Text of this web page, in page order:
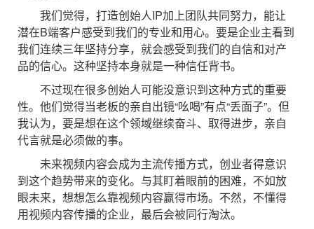
我们觉得，打造创始人IP加上团队共同努力，能让
潜在B端客户感受到我们的专业和用心。要是企业主看到
我们连续三年坚持分享，就会感受到我们的自信和对产
品的信心。这种坚持本身就是一种信任背书。
不过现在很多创始人可能没意识到这种方式的重要
性。他们觉得当老板的亲自出镜“吆喝”有点“丢面子”。但
我认为，要是想在这个领域继续奋斗、取得进步，亲自
代言就是必须做的事。
未来视频内容会成为主流传播方式，创业者得意识
到这个趋势带来的变化。与其盯着眼前的困难，不如放
眼未来，想想怎么靠视频内容赢得市场。不然，不懂得
用视频内容传播的企业，最后会被同行淘汰。